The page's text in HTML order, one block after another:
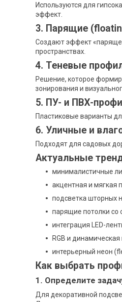
Используются для
эффект.
3. Парящие
Создают эффект
пространствах.
4. Теневые
Решение, которое
зонирования и
5. ПУ- и ПВХ-
Пластиковые варианты
6. Уличные и
Подходят для садовых
Актуальные
минималистичные
акцентная и мягкая
подсветка шторных
парящие потолки со
интеграция LED-
RGB и
интерьерный неон
Как выбрать
1. Определите
Для декоративной